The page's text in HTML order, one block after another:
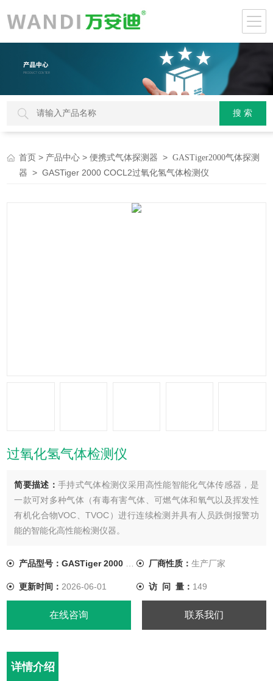
首页 > 产品中心 >便携式气体探测器 >GASTiger2000气体探测
器 > GASTiger 2000 COCL2过氧化氢气体检测仪
过氧化氢气体检测仪
简要描述： 手持式气体检测仪采用高性能智能化气体传感器，是
一款可对多种气体（有毒有害气体、可燃气体和氧气以及挥发性
有机化合物VOC、TVOC）进行连续检测并具有人员跌倒报警功
能的智能化高性能检测仪器。
产品型号：GASTiger 2000 COCL2 厂商性质： 生产厂家
更新时间： 2026-06-01 访 问 量： 149
在线咨询 联系我们
详情介绍